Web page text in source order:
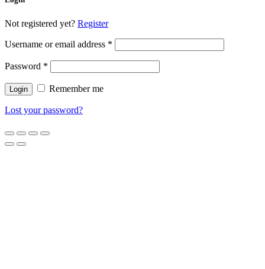
Not registered yet? Register
Username or email address *
Password *
Remember me
Lost your password?